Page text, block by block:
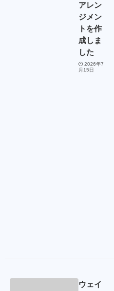
アレン
ジメン
トを作
成しま
した
2026年7
月15日
ウェイ